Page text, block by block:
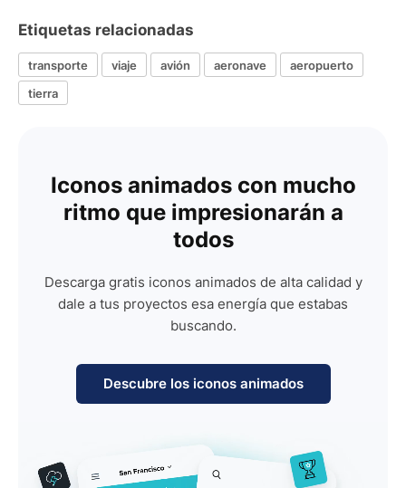
Etiquetas relacionadas
transporte viaje avión aeronave
aeropuerto
tierra
Iconos animados con mucho
ritmo que impresionarán a
todos
Descarga gratis iconos animados de alta calidad y
dale a tus proyectos esa energía que estabas
buscando.
Descubre los iconos animados